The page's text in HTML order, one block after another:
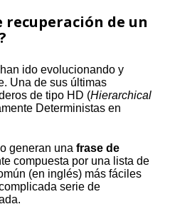
recuperación de un
ido evolucionando y
Una de sus últimas
de tipo HD (Hierarchical
Deterministas en
generan unafrase de
compuesta por una lista de
(en inglés) más fáciles
serie de